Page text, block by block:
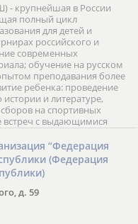
крупнейшая в России
полный цикл
для детей и
российского и
современных
обучение на русском
преподавания более
ребенка: проведение
и литературе,
на спортивных
встреч с выдающимися
онлайн обучение в
круглые столы
организация фестивалей;
“Федерация
(Федерация
д. 59